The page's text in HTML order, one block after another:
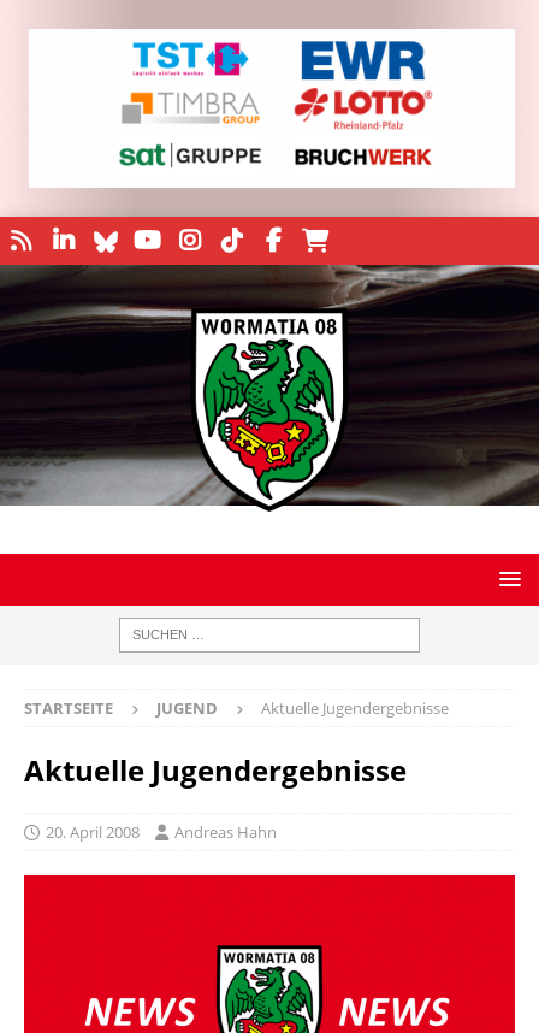
STARTSEITE JUGEND Aktuelle Jugendergebnisse
Aktuelle Jugendergebnisse
20. April 2008 Andreas Hahn